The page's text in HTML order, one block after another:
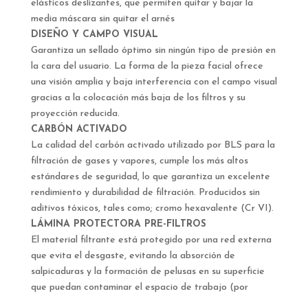
elásticos deslizantes, que permiten quitar y bajar la
media máscara sin quitar el arnés
DISEÑO Y CAMPO VISUAL
Garantiza un sellado óptimo sin ningún tipo de presión en
la cara del usuario. La forma de la pieza facial ofrece
una visión amplia y baja interferencia con el campo visual
gracias a la colocación más baja de los filtros y su
proyección reducida.
CARBÓN ACTIVADO
La calidad del carbón activado utilizado por BLS para la
filtración de gases y vapores, cumple los más altos
estándares de seguridad, lo que garantiza un excelente
rendimiento y durabilidad de filtración. Producidos sin
aditivos tóxicos, tales como; cromo hexavalente (Cr VI).
LÁMINA PROTECTORA PRE-FILTROS
El material filtrante está protegido por una red externa
que evita el desgaste, evitando la absorción de
salpicaduras y la formación de pelusas en su superficie
que puedan contaminar el espacio de trabajo (por